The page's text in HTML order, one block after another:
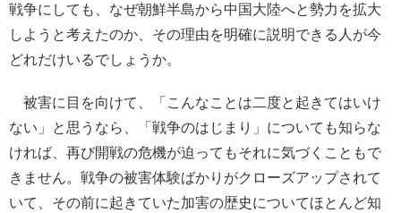
戦争にしても、なぜ朝鮮半島から中国大陸へと勢力を拡大
しようと考えたのか、その理由を明確に説明できる人が今
どれだけいるでしょうか。
被害に目を向けて、「こんなことは二度と起きてはいけ
ない」と思うなら、「戦争のはじまり」についても知らな
ければ、再び開戦の危機が迫ってもそれに気づくこともで
きません。戦争の被害体験ばかりがクローズアップされて
いて、その前に起きていた加害の歴史についてほとんど知